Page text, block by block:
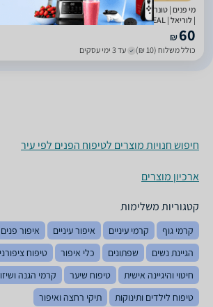
| לוריאל | LOREAL
₪60
כולל משלוח (10 ₪) עד 3 ימי עסקים
חיפוש חנויות מוצרים לטיפוח הפנים לפי עיר
ארכיון מוצרים
קטגוריות משלימות
קרמי גוף קרמי עיניים איפור עיניים איפור פנים
הגיינת נשים
שפתונים כלי איפור טיפוח
חיטוי והיגיינה אישית
טיפוח שיער
קרמי הגנה
טיפוח לילדים ותינוקות
תיקי רחצה ואיפור